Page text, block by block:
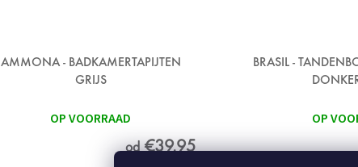
AMMONA - BADKAMERTAPIJTEN
GRIJS
OP VOORRAAD
od€39,95
BRASIL -
OP